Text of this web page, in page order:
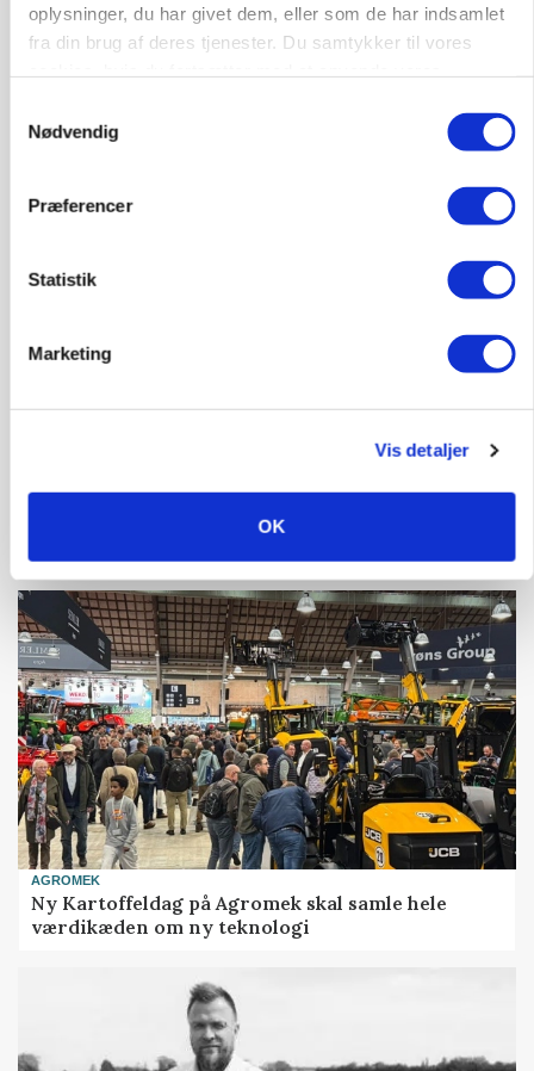
oplysninger, du har givet dem, eller som de har indsamlet
fra din brug af deres tjenester. Du samtykker til vores
Nødvendig
Præferencer
Statistik
Marketing
Vis detaljer
OK
Kalve
03. aug.
AGROMEK
Ny Kartoffeldag på Agromek skal samle hele
værdikæden om ny teknologi